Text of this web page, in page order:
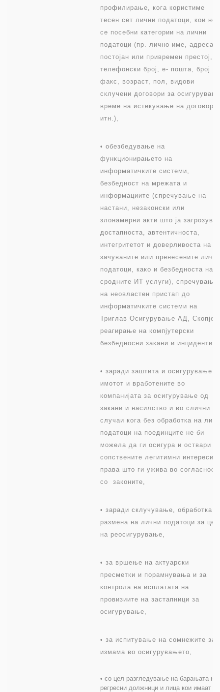
профилирање, кога користиме
тесен сет лични податоци, кои не
се посебни категории на лични
податоци (пр. лично име, адреса
постојан или привремен престој,
телефонски број, е- пошта, број на
факс, возраст, пол, видови
склучени договори за
време на истекување на
итн.),
• обезбедување на
функционирањето на
информатичките системи,
безбедност на мрежата и
информациите (спречување на
настани, незаконски или
злонамерни акти што ја
достапноста, автентичноста,
интегритетот и доверливоста на
зачуваните или пренесените
податоци, како и безбедноста на
сродните ИТ услуги), спречување
на неовластен пристап до
информатичките системи на
Триглав Осигурување АД, Скопје
реагирање на компјутерски
безбедносни закани и инциденти,
• заради заштита и осигурување
имотот и вработените во
компанијата за осигурување од
закани и насилство и во слични
случаи кога без обработка на
податоци на поединците не би
можела да ги осигура и оствари
сопствените легитимни интереси и
права што ги ужива во согласност
со законите,
• заради склучување, обработка и
размена на лични податоци за
на реосигурување,
• за вршење на актуарски
пресметки и порамнувања и за
контрола на исплатата на
провизиите на застапници за
осигурување,
• за испитување на сомнежите за
измама во осигурувањето,
• со цел разгледување на барањата на
регресни должници и лица кои имаат